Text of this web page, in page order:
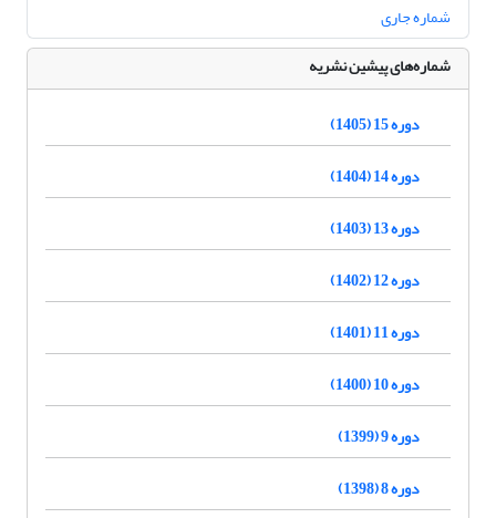
شماره جاری
شماره‌های پیشین نشریه
دوره 15 (1405)
دوره 14 (1404)
دوره 13 (1403)
دوره 12 (1402)
دوره 11 (1401)
دوره 10 (1400)
دوره 9 (1399)
دوره 8 (1398)